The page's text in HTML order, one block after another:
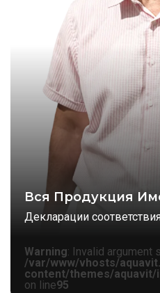
Вся Продукция
Декларации
Warning: Invalid argument
/var/www/vhosts/
content/themes/aquavit/
on line95